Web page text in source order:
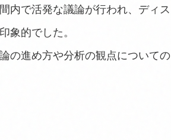
内で活発な議論が行われ、ディス
象的でした。
の進め方や分析の観点についての